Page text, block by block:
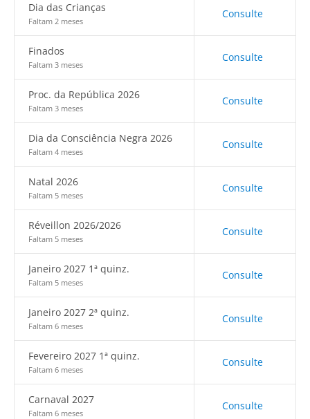
Dia das Crianças
Faltam 2 meses
Consulte
Finados
Faltam 3 meses
Consulte
Proc. da República 2026
Faltam 3 meses
Consulte
Dia da Consciência Negra 2026
Faltam 4 meses
Consulte
Natal 2026
Faltam 5 meses
Consulte
Réveillon 2026/2026
Faltam 5 meses
Consulte
Janeiro 2027 1ª quinz.
Faltam 5 meses
Consulte
Janeiro 2027 2ª quinz.
Faltam 6 meses
Consulte
Fevereiro 2027 1ª quinz.
Faltam 6 meses
Consulte
Carnaval 2027
Faltam 6 meses
Consulte